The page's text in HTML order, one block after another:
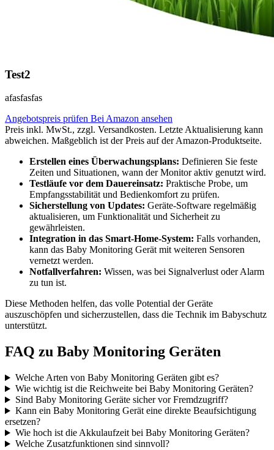
Test2
afasfasfas
Angebotspreis prüfen Bei Amazon ansehen
Preis inkl. MwSt., zzgl. Versandkosten. Letzte Aktualisierung kann
abweichen. Maßgeblich ist der Preis auf der Amazon-Produktseite.
Erstellen eines Überwachungsplans: Definieren Sie feste
Zeiten und Situationen, wann der Monitor aktiv genutzt wird.
Testläufe vor dem Dauereinsatz: Praktische Probe, um
Empfangsstabilität und Bedienkomfort zu prüfen.
Sicherstellung von Updates: Geräte-Software regelmäßig
aktualisieren, um Funktionalität und Sicherheit zu
gewährleisten.
Integration in das Smart-Home-System: Falls vorhanden,
kann das Baby Monitoring Gerät mit weiteren Sensoren
vernetzt werden.
Notfallverfahren: Wissen, was bei Signalverlust oder Alarm
zu tun ist.
Diese Methoden helfen, das volle Potential der Geräte
auszuschöpfen und sicherzustellen, dass die Technik im Babyschutz
unterstützt.
FAQ zu Baby Monitoring Geräten
Welche Arten von Baby Monitoring Geräten gibt es?
Wie wichtig ist die Reichweite bei Baby Monitoring Geräten?
Sind Baby Monitoring Geräte sicher vor Fremdzugriff?
Kann ein Baby Monitoring Gerät eine direkte Beaufsichtigung
ersetzen?
Wie hoch ist die Akkulaufzeit bei Baby Monitoring Geräten?
Welche Zusatzfunktionen sind sinnvoll?